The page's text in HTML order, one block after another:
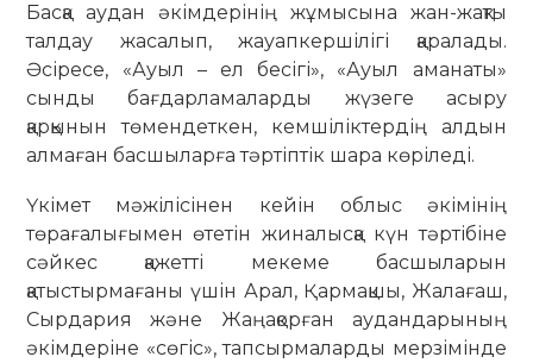
Басқа аудан әкімдерінің жұмысына жан-жақты
талдау жасалып, жауапкершілігі қаралады.
Әсіресе, «Ауыл – ел бесігі», «Ауыл аманаты»
сынды бағдарламаларды жүзеге асыру
қарқынын төмендеткен, кемшіліктердің алдын
алмаған басшыларға тәртіптік шара көріледі.
Үкімет мәжілісінен кейін облыс әкімінің
төрағалығымен өтетін жиналысқа күн тәртібіне
сәйкес қажетті мекеме басшыларын
қатыстырмағаны үшін Арал, Қармақшы, Жалағаш,
Сырдария және Жаңақорған аудандарының
әкімдеріне «сөгіс», тапсырмаларды мерзімінде